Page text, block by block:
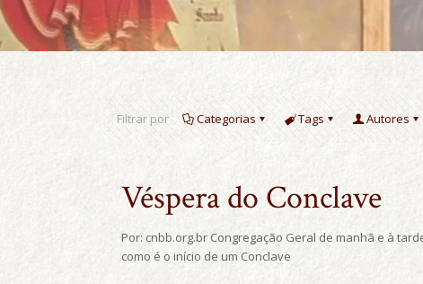
Filtrar por Categorias Tags Autores
Véspera do Conclave
Por: cnbb.org.br Congregação Geral de manhã e à
como é o início de um Conclave